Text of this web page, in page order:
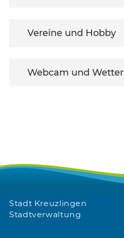
Vereine und Hobby
Webcam und Wetter
Stadt Kreuzlingen
Stadtverwaltung